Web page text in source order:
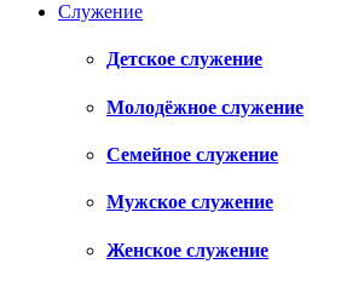
Служение
Детское служение
Молодёжное служение
Семейное служение
Мужское служение
Женское служение